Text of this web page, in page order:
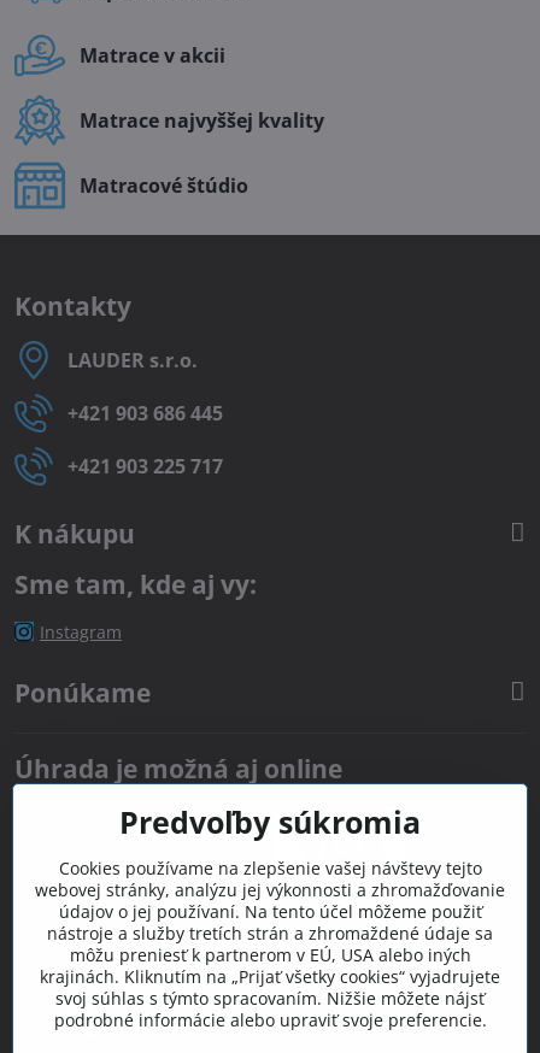
Matrace v akcii
Matrace najvyššej kvality
Matracové štúdio
Kontakty
LAUDER s​.r​.o​.
+421 903 686 445
+421 903 225 717
K nákupu
Sme tam, kde aj vy:
Instagram
Ponúkame
Úhrada je možná aj online
Predvoľby súkromia
Cookies používame na zlepšenie vašej návštevy tejto
webovej stránky, analýzu jej výkonnosti a zhromažďovanie
údajov o jej používaní. Na tento účel môžeme použiť
nástroje a služby tretích strán a zhromaždené údaje sa
môžu preniesť k partnerom v EÚ, USA alebo iných
krajinách. Kliknutím na „Prijať všetky cookies“ vyjadrujete
svoj súhlas s týmto spracovaním. Nižšie môžete nájsť
podrobné informácie alebo upraviť svoje preferencie.